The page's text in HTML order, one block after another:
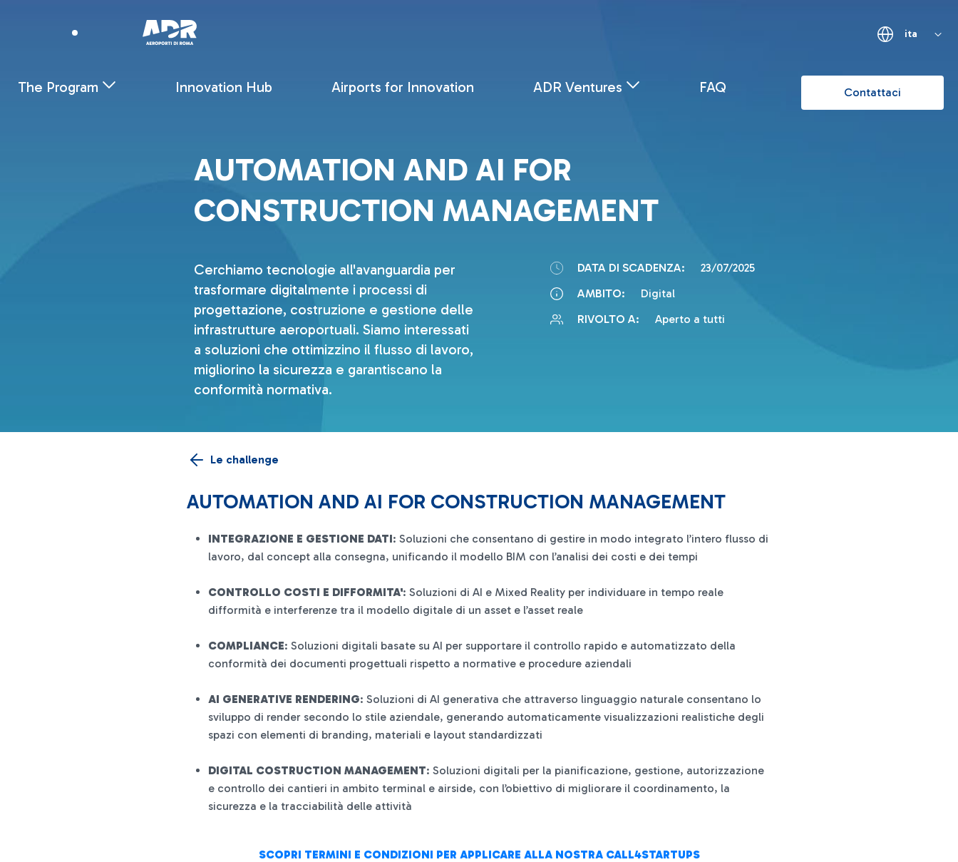
ita
The Program Innovation Hub Airports for Innovation ADR Ventures FAQ Contattaci
AUTOMATION AND AI FOR
CONSTRUCTION MANAGEMENT
Cerchiamo tecnologie all'avanguardia per
trasformare digitalmente i processi di
progettazione, costruzione e gestione delle
infrastrutture aeroportuali. Siamo interessati
a soluzioni che ottimizzino il flusso di lavoro,
migliorino la sicurezza e garantiscano la
conformità normativa.
DATA DI SCADENZA:
23/07/2025
AMBITO:
Digital
RIVOLTO A:
Aperto a tutti
Le challenge
AUTOMATION AND AI FOR CONSTRUCTION MANAGEMENT
INTEGRAZIONE E GESTIONE DATI: Soluzioni che consentano di gestire in modo integrato l’intero flusso di
lavoro, dal concept alla consegna, unificando il modello BIM con l’analisi dei costi e dei tempi
CONTROLLO COSTI E DIFFORMITA': Soluzioni di AI e Mixed Reality per individuare in tempo reale
difformità e interferenze tra il modello digitale di un asset e l’asset reale
COMPLIANCE: Soluzioni digitali basate su AI per supportare il controllo rapido e automatizzato della
conformità dei documenti progettuali rispetto a normative e procedure aziendali
AI GENERATIVE RENDERING: Soluzioni di AI generativa che attraverso linguaggio naturale consentano lo
sviluppo di render secondo lo stile aziendale, generando automaticamente visualizzazioni realistiche degli
spazi con elementi di branding, materiali e layout standardizzati
DIGITAL COSTRUCTION MANAGEMENT: Soluzioni digitali per la pianificazione, gestione, autorizzazione
e controllo dei cantieri in ambito terminal e airside, con l’obiettivo di migliorare il coordinamento, la
sicurezza e la tracciabilità delle attività
SCOPRI TERMINI E CONDIZIONI PER APPLICARE ALLA NOSTRA CALL4STARTUPS